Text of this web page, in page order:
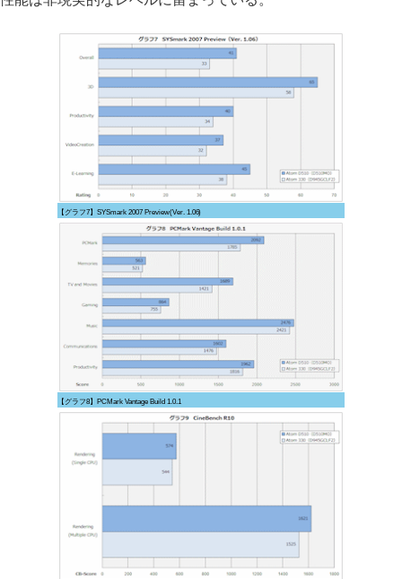
【グラフ7】SYSmark 2007 Preview(Ver. 1.06)
【グラフ8】PCMark Vantage Build 1.0.1